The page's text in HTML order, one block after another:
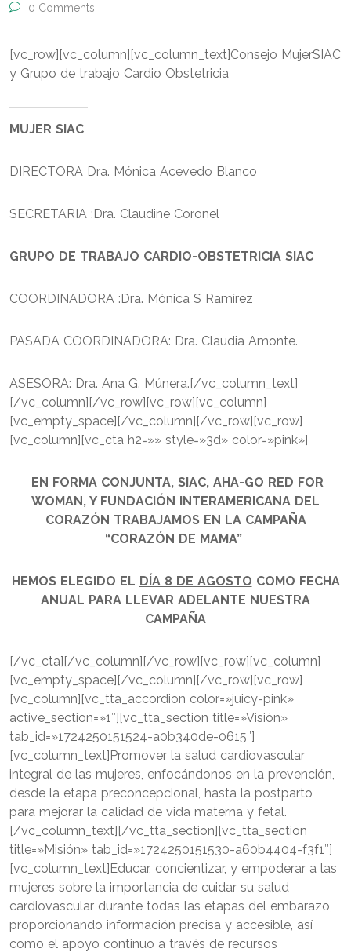
0 Comments
[vc_row][vc_column][vc_column_text]Consejo MujerSIAC
y Grupo de trabajo Cardio Obstetricia
MUJER SIAC
DIRECTORA Dra. Mónica Acevedo Blanco
SECRETARIA :Dra. Claudine Coronel
GRUPO DE TRABAJO CARDIO-OBSTETRICIA SIAC
COORDINADORA :Dra. Mónica S Ramírez
PASADA COORDINADORA: Dra. Claudia Amonte.
ASESORA: Dra. Ana G. Múnera.[/vc_column_text]
[/vc_column][/vc_row][vc_row][vc_column]
[vc_empty_space][/vc_column][/vc_row][vc_row]
[vc_column][vc_cta h2=»» style=»3d» color=»pink»]
EN FORMA CONJUNTA, SIAC, AHA-GO RED FOR
WOMAN, Y FUNDACIÓN INTERAMERICANA DEL
CORAZÓN TRABAJAMOS EN LA CAMPAÑA
“CORAZÓN DE MAMA”
HEMOS ELEGIDO EL DÍA 8 DE AGOSTO COMO FECHA
ANUAL PARA LLEVAR ADELANTE NUESTRA
CAMPAÑA
[/vc_cta][/vc_column][/vc_row][vc_row][vc_column]
[vc_empty_space][/vc_column][/vc_row][vc_row]
[vc_column][vc_tta_accordion color=»juicy-pink»
active_section=»1″][vc_tta_section title=»Visión»
tab_id=»1724250151524-a0b340de-0615″]
[vc_column_text]Promover la salud cardiovascular
integral de las mujeres, enfocándonos en la prevención,
desde la etapa preconcepcional, hasta la postparto
para mejorar la calidad de vida materna y fetal.
[/vc_column_text][/vc_tta_section][vc_tta_section
title=»Misión» tab_id=»1724250151530-a60b4404-f3f1″]
[vc_column_text]Educar, concientizar, y empoderar a las
mujeres sobre la importancia de cuidar su salud
cardiovascular durante todas las etapas del embarazo,
proporcionando información precisa y accesible, así
como el apoyo continuo a través de recursos